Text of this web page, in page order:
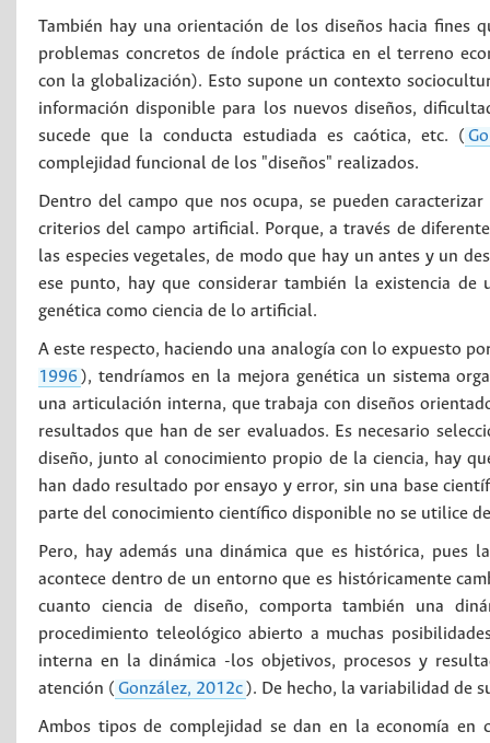
También hay una orientación de los diseños hacia fines
problemas concretos de índole práctica en el terreno
con la globalización). Esto supone un contexto
información disponible para los nuevos diseños,
sucede que la conducta estudiada es caótica, etc. (
complejidad funcional de los "diseños" realizados.
Dentro del campo que nos ocupa, se pueden
criterios del campo artificial. Porque, a través de
las especies vegetales, de modo que hay un antes y un
ese punto, hay que considerar también la existencia
genética como ciencia de lo artificial.
A este respecto, haciendo una analogía con lo expuesto
1996 ), tendríamos en la mejora genética un sistema
una articulación interna, que trabaja con diseños
resultados que han de ser evaluados. Es necesario
diseño, junto al conocimiento propio de la ciencia, hay
han dado resultado por ensayo y error, sin una base
parte del conocimiento científico disponible no se utilice
Pero, hay además una dinámica que es histórica, pues
acontece dentro de un entorno que es históricamente
cuanto ciencia de diseño, comporta también una
procedimiento teleológico abierto a muchas
interna en la dinámica -los objetivos, procesos y
atención ( González, 2012c ). De hecho, la variabilidad de
Ambos tipos de complejidad se dan en la economía en